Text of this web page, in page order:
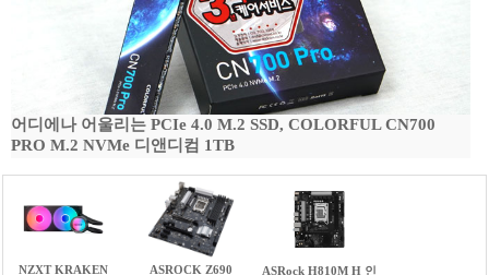
어디에나 어울리는 PCIe 4.0 M.2 SSD, COLORFUL CN700
PRO M.2 NVMe 디앤디컴 1TB